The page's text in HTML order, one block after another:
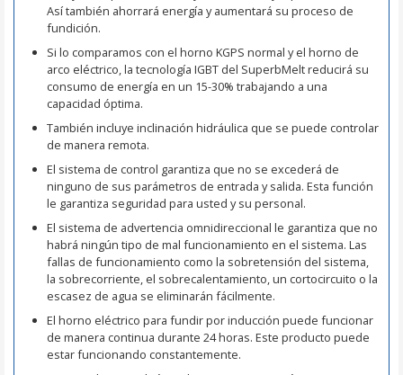
Así también ahorrará energía y aumentará su proceso de
fundición.
Si lo comparamos con el horno KGPS normal y el horno de
arco eléctrico, la tecnología IGBT del SuperbMelt reducirá su
consumo de energía en un 15-30% trabajando a una
capacidad óptima.
También incluye inclinación hidráulica que se puede controlar
de manera remota.
El sistema de control garantiza que no se excederá de
ninguno de sus parámetros de entrada y salida. Esta función
le garantiza seguridad para usted y su personal.
El sistema de advertencia omnidireccional le garantiza que no
habrá ningún tipo de mal funcionamiento en el sistema. Las
fallas de funcionamiento como la sobretensión del sistema,
la sobrecorriente, el sobrecalentamiento, un cortocircuito o la
escasez de agua se eliminarán fácilmente.
El horno eléctrico para fundir por inducción puede funcionar
de manera continua durante 24 horas. Este producto puede
estar funcionando constantemente.